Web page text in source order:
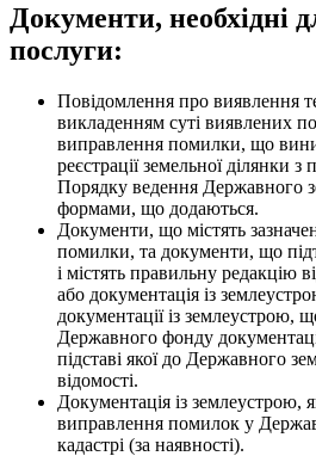
Документи, необхідні
послуги:
Повідомлення про виявлення
викладенням суті виявлених
виправлення помилки, що
реєстрації земельної ділянки
Порядку ведення Державного
формами, що додаються.
Документи, що містять
помилки, та документи, що
і містять правильну редакцію
або документація із
документації із землеустрою,
Державного фонду
підставі якої до Державного
відомості.
Документація із землеустрою,
виправлення помилок у
кадастрі (за наявності).